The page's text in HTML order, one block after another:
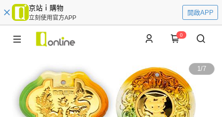
京站ｉ購物
立刻使用官方APP
開啟APP
0
1/7